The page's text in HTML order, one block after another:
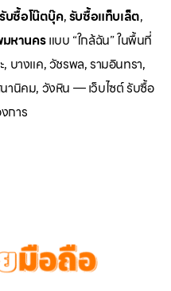
รับซื้อโน๊ตบุ๊ค,รับซื้อแท็บเล็ต,
หานครแบบ “ใกล้ฉัน” ในพื้นที่
บางแค, วัชรพล, รามอินทรา,
านิคม, วังหิน — เว็บไซต์ รับซื้อ
การ